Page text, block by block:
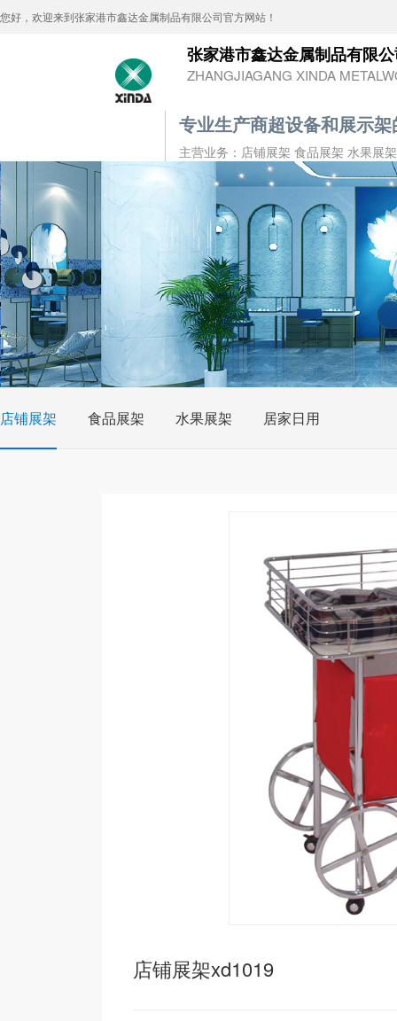
您好，欢迎来到张家港市鑫达金属制品有限公司官方网站！
张家港市鑫达金属制品有限
ZHANGJIAGANG XINDA
专业生产商超设备和展示
主营业务：店铺展架 食品展架 水果展
店铺展架 食品展架 水果展架 居家日用
店铺展架xd1019